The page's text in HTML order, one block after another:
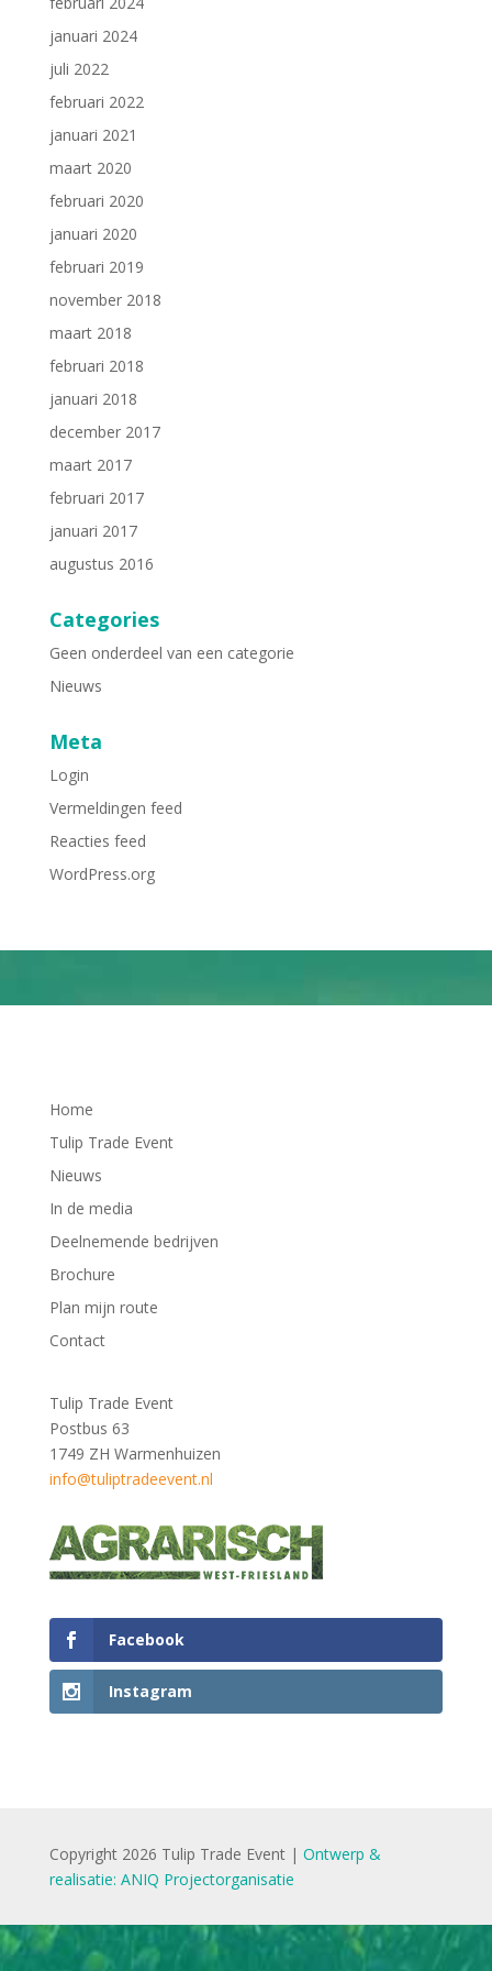
januari 2024
juli 2022
februari 2022
januari 2021
maart 2020
februari 2020
januari 2020
februari 2019
november 2018
maart 2018
februari 2018
januari 2018
december 2017
maart 2017
februari 2017
januari 2017
augustus 2016
Categories
Geen onderdeel van een categorie
Nieuws
Meta
Login
Vermeldingen feed
Reacties feed
WordPress.org
Home
Tulip Trade Event
Nieuws
In de media
Deelnemende bedrijven
Brochure
Plan mijn route
Contact
Tulip Trade Event
Postbus 63
1749 ZH Warmenhuizen
info@tuliptradeevent.nl
Facebook
Instagram
Copyright 2026 Tulip Trade Event | Ontwerp &
realisatie: ANIQ Projectorganisatie